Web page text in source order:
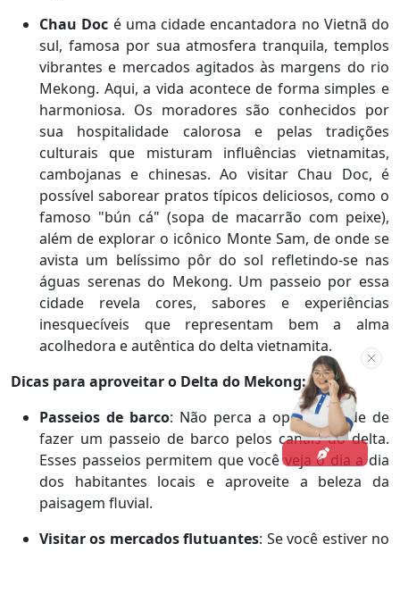
Chau Doc é uma cidade encantadora no Vietnã do
sul, famosa por sua atmosfera tranquila, templos
vibrantes e mercados agitados às margens do rio
Mekong. Aqui, a vida acontece de forma simples e
harmoniosa. Os moradores são conhecidos por
sua hospitalidade calorosa e pelas tradições
culturais que misturam influências vietnamitas,
cambojanas e chinesas. Ao visitar Chau Doc, é
possível saborear pratos típicos deliciosos, como o
famoso "bún cá" (sopa de macarrão com peixe),
além de explorar o icônico Monte Sam, de onde se
avista um belíssimo pôr do sol refletindo-se nas
águas serenas do Mekong. Um passeio por essa
cidade revela cores, sabores e experiências
inesquecíveis que representam bem a alma
acolhedora e autêntica do delta vietnamita.
Dicas para aproveitar o Delta do Mekong:
Passeios de barco: Não perca a oportunidade de
fazer um passeio de barco pelos canais do delta.
Esses passeios permitem que você veja o dia a dia
dos habitantes locais e aproveite a beleza da
paisagem fluvial.
Visitar os mercados flutuantes: Se você estiver no